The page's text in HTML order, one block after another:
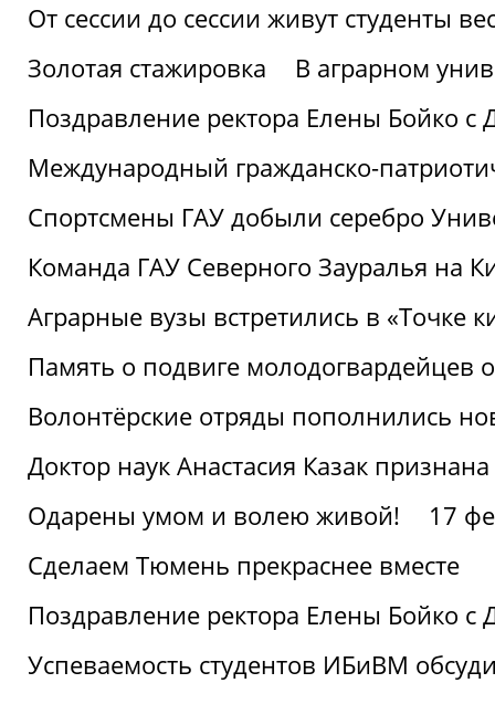
От сессии до сессии живут студенты
Золотая стажировка
В аграрном
Поздравление ректора Елены Бойко с
Международный гражданско-
Спортсмены ГАУ добыли серебро
Команда ГАУ Северного Зауралья на
Аграрные вузы встретились в «Точке
Память о подвиге молодогвардейцев
Волонтёрские отряды пополнились
Доктор наук Анастасия Казак
Одарены умом и волею живой!
17
Сделаем Тюмень прекраснее вместе
Поздравление ректора Елены Бойко с
Успеваемость студентов ИБиВМ